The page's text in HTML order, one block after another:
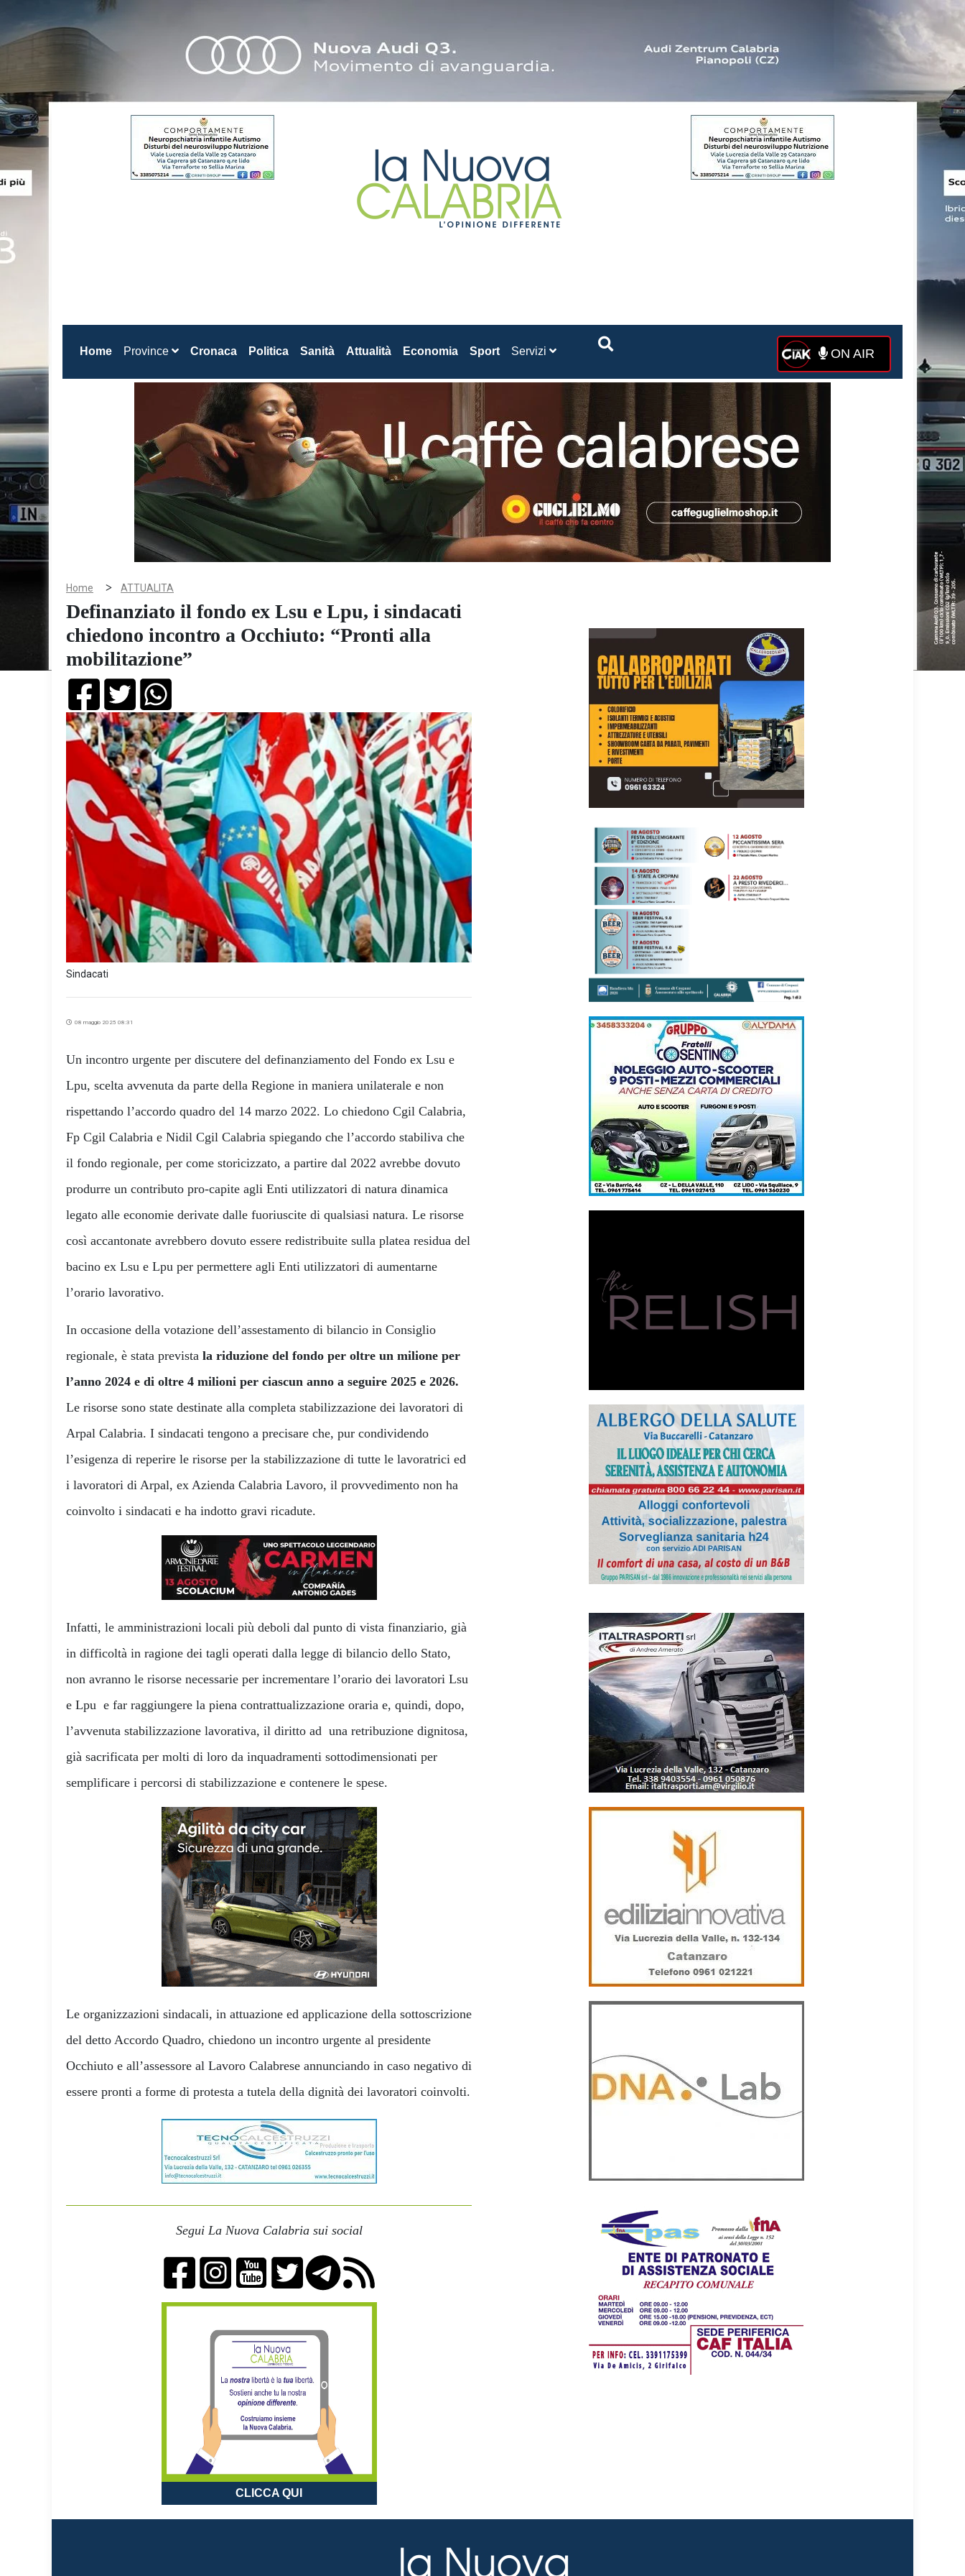
Home(current)
Province Cronaca Politica Sanità Attualità Economia Sport Servizi ON AIR
Home > ATTUALITA
Definanziato il fondo ex Lsu e Lpu, i sindacati
chiedono incontro a Occhiuto: “Pronti alla
mobilitazione”
Sindacati
08 maggio 2025 08:31
Un incontro urgente per discutere del definanziamento del Fondo ex Lsu e
Lpu, scelta avvenuta da parte della Regione in maniera unilaterale e non
rispettando l’accordo quadro del 14 marzo 2022. Lo chiedono Cgil Calabria,
Fp Cgil Calabria e Nidil Cgil Calabria spiegando che l’accordo stabiliva che
il fondo regionale, per come storicizzato, a partire dal 2022 avrebbe dovuto
produrre un contributo pro-capite agli Enti utilizzatori di natura dinamica
legato alle economie derivate dalle fuoriuscite di qualsiasi natura. Le risorse
così accantonate avrebbero dovuto essere redistribuite sulla platea residua del
bacino ex Lsu e Lpu per permettere agli Enti utilizzatori di aumentarne
l’orario lavorativo.
In occasione della votazione dell’assestamento di bilancio in Consiglio
regionale, è stata prevista la riduzione del fondo per oltre un milione per
l’anno 2024 e di oltre 4 milioni per ciascun anno a seguire 2025 e 2026.
Le risorse sono state destinate alla completa stabilizzazione dei lavoratori di
Arpal Calabria. I sindacati tengono a precisare che, pur condividendo
l’esigenza di reperire le risorse per la stabilizzazione di tutte le lavoratrici ed
i lavoratori di Arpal, ex Azienda Calabria Lavoro, il provvedimento non ha
coinvolto i sindacati e ha indotto gravi ricadute.
Infatti, le amministrazioni locali più deboli dal punto di vista finanziario, già
in difficoltà in ragione dei tagli operati dalla legge di bilancio dello Stato,
non avranno le risorse necessarie per incrementare l’orario dei lavoratori Lsu
e Lpu e far raggiungere la piena contrattualizzazione oraria e, quindi, dopo,
l’avvenuta stabilizzazione lavorativa, il diritto ad una retribuzione dignitosa,
già sacrificata per molti di loro da inquadramenti sottodimensionati per
semplificare i percorsi di stabilizzazione e contenere le spese.
Le organizzazioni sindacali, in attuazione ed applicazione della sottoscrizione
del detto Accordo Quadro, chiedono un incontro urgente al presidente
Occhiuto e all’assessore al Lavoro Calabrese annunciando in caso negativo di
essere pronti a forme di protesta a tutela della dignità dei lavoratori coinvolti.
Segui La Nuova Calabria sui social
CLICCA QUI